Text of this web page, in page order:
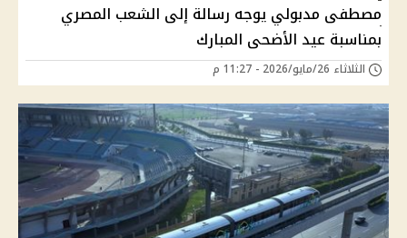
مصطفى مدبولي يوجه رسالة إلى الشعب المصري
بمناسبة عيد الأضحى المبارك
الثلاثاء 26/مايو/2026 - 11:27 م